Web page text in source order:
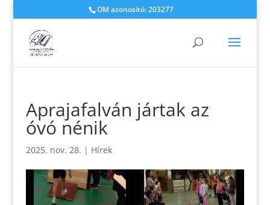
OM azonosító: 203277
Aprajafalván jártak az
óvó nénik
2025. nov. 28. | Hírek